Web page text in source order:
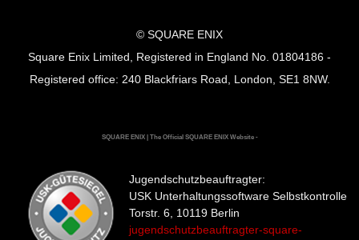
© SQUARE ENIX
Square Enix Limited, Registered in England No. 01804186 -
Registered office: 240 Blackfriars Road, London, SE1 8NW.
SQUARE ENIX | The Official SQUARE ENIX Website -
Jugendschutzbeauftragter:
USK Unterhaltungssoftware Selbstkontrolle
Torstr. 6, 10119 Berlin
jugendschutzbeauftragter-square-